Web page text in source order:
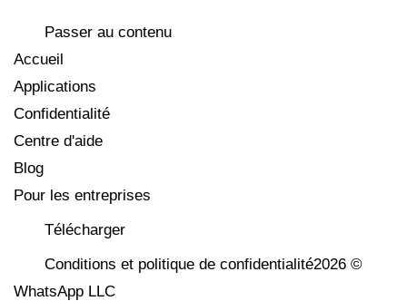
Passer au contenu
Accueil
Applications
Confidentialité
Centre d'aide
Blog
Pour les entreprises
Télécharger
Conditions et politique de confidentialité2026 ©
WhatsApp LLC